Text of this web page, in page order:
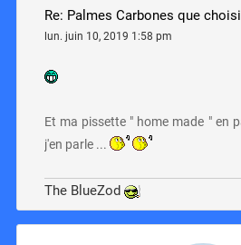
Re: Palmes Carbones que
lun. juin 10, 2019 1:58 pm
Et ma pissette " home made " en
j'en parle ...
The BlueZod